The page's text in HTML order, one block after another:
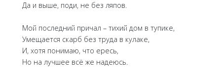
Да и выше, поди, не без ляпов.
Мой последний причал – тихий дом в тупике,
Умещается скарб без труда в кулаке,
И, хотя понимаю, что ересь,
Но на лучшее всё же надеюсь.